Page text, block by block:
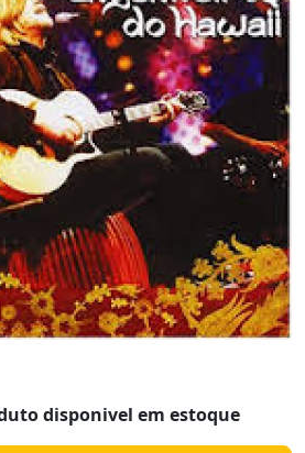
disponivel em estoque